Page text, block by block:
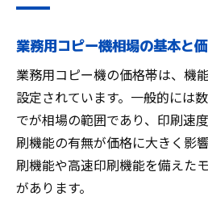
業務用コピー機の初期
整理
リースとレンタルの費
ツ
A2対応や大判プリンタ
える
業務用コピー機相場の基本と
業務用コピー機の価格帯は、機
設定されています。一般的には
でが相場の範囲であり、印刷速
刷機能の有無が価格に大きく影
刷機能や高速印刷機能を備えた
があります。